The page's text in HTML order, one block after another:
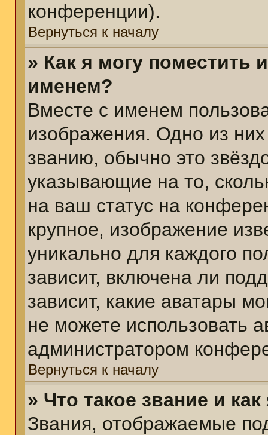
конференции).
Вернуться к началу
» Как я могу поместить
именем?
Вместе с именем
изображения. Одно из
званию, обычно это
указывающие на то,
на ваш статус на
крупное, изображение
уникально для каждого
зависит, включена ли
зависит, какие аватары
не можете использовать
администратором
Вернуться к началу
» Что такое звание и
Звания, отображаемые